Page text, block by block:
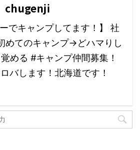
chugenji
でキャンプしてます！】 社
めてのキャンプ→どハマりし
める #キャンプ仲間募集！
バします！北海道です！